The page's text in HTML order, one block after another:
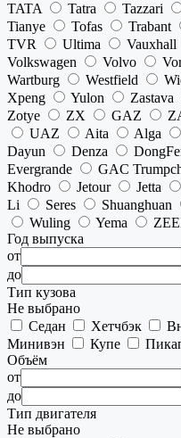
TATA
Tatra Tazzari
Tianye
Tofas Trabant
TVR
Ultima Vauxhall
Volkswagen
Volvo
Wartburg
Westfield
Xpeng
Yulon Zastava
Zotye
ZX GAZ
UAZ
Aita Alga
Dayun
Denza
Evergrande
GAC
Khodro
Jetour Jetta
Li
Seres Shuanghuan
Wuling
Yema
Год выпуска
от
до
Тип кузова
Не выбрано
Седан
Хетчбэк
Минивэн
Купе
Объём
от
до
Тип двигателя
Не выбрано